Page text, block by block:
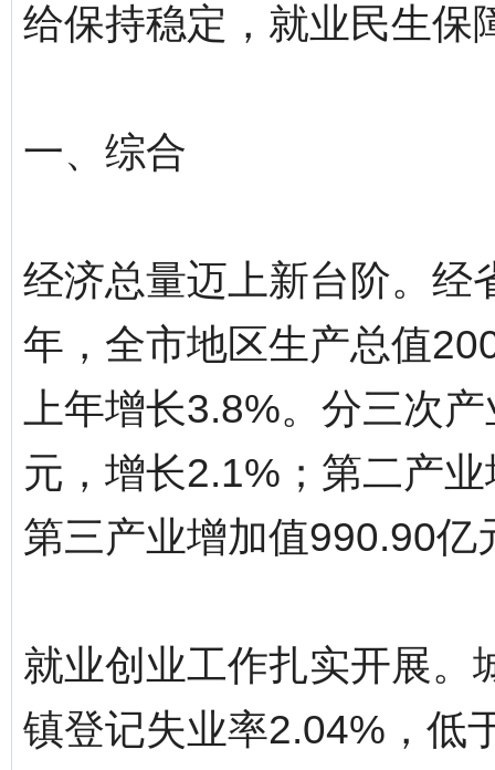
给保持稳定，就业民生保
一、综合
经济总量迈上新台阶。经
年，全市地区生产总值
上年增长3.8%。分三次
元，增长2.1%；第二产
第三产业增加值990.90亿
就业创业工作扎实开展。
镇登记失业率2.04%，低